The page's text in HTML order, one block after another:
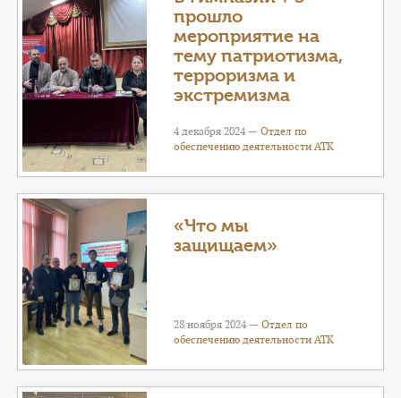
прошло
мероприятие на
тему патриотизма,
терроризма и
экстремизма
4 декабря 2024 —Отдел по
обеспечению деятельности АТК
«Что мы
защищаем»
28 ноября 2024 —Отдел по
обеспечению деятельности АТК